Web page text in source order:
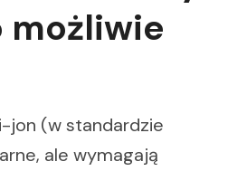
możliwie
jon (w standardzie
ale wymagają